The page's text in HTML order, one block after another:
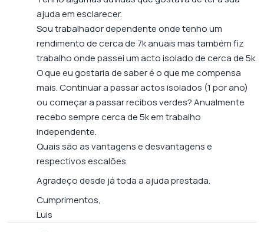
ajuda em esclarecer.
Sou trabalhador dependente onde tenho um
rendimento de cerca de 7k anuais mas também fiz
trabalho onde passei um acto isolado de cerca de 5k.
O que eu gostaria de saber é o que me compensa
mais. Continuar a passar actos isolados (1 por ano)
ou começar a passar recibos verdes? Anualmente
recebo sempre cerca de 5k em trabalho
independente.
Quais são as vantagens e desvantagens e
respectivos escalões.
Agradeço desde já toda a ajuda prestada.
Cumprimentos,
Luis